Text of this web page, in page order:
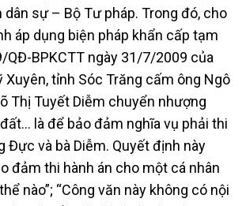
dân sự – Bộ Tư pháp. Trong đó, cho
áp dụng biện pháp khẩn cấp tạm
BPKCTT ngày 31/7/2009 của
Xuyên, tỉnh Sóc Trăng cấm ông Ngô
Thị Tuyết Diễm chuyển nhượng
là để bảo đảm nghĩa vụ phải thi
Đực và bà Diễm. Quyết định này
đảm thi hành án cho một cá nhân
nào”; “Công văn này không có nội